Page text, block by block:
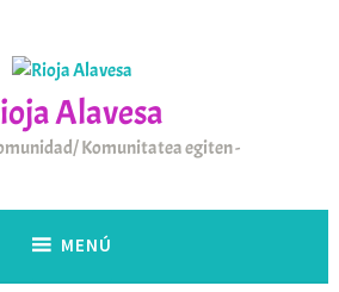
Alavesa
Komunitatea egiten
MENÚ